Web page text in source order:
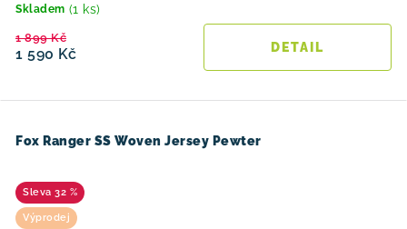
Skladem (1 ks)
1 590 Kč
1 899 Kč
Fox Ranger SS Woven Jersey Pewter
32 %
Výprodej